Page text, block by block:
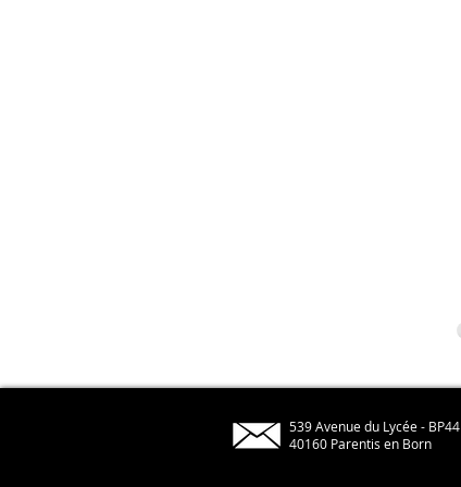
539 Avenue du Lycée - BP44
40160 Parentis en Born